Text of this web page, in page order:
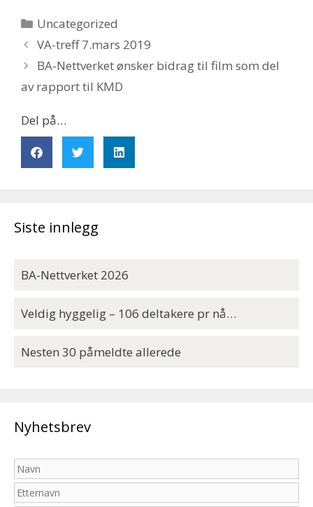
Uncategorized
VA-treff 7.mars 2019
BA-Nettverket ønsker bidrag til film som del
av rapport til KMD
Del på…
Siste innlegg
BA-Nettverket 2026
Veldig hyggelig – 106 deltakere pr nå…
Nesten 30 påmeldte allerede
Nyhetsbrev